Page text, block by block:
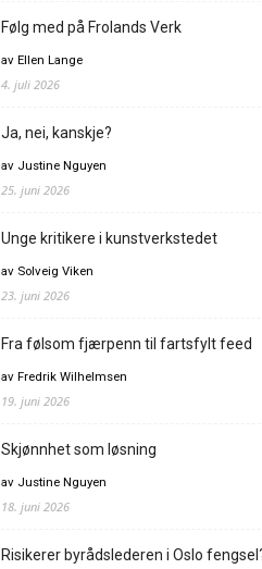
Følg med på Frolands Verk
av Ellen Lange
4. juli 2026
Ja, nei, kanskje?
av Justine Nguyen
25. juni 2026
Unge kritikere i kunstverkstedet
av Solveig Viken
23. juni 2026
Fra følsom fjærpenn til fartsfylt feed
av Fredrik Wilhelmsen
19. juni 2026
Skjønnhet som løsning
av Justine Nguyen
18. juni 2026
Risikerer byrådslederen i Oslo